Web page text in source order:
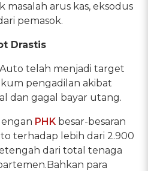
arus kas, eksodus
pemasok.
Drastis
telah menjadi target
pengadilan akibat
dan gagal bayar utang.
PHK besar-besaran
terhadap lebih dari 2.900
dari total tenaga
para